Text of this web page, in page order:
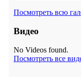
Посмотреть всю
Видео
No Videos found.
Посмотреть все